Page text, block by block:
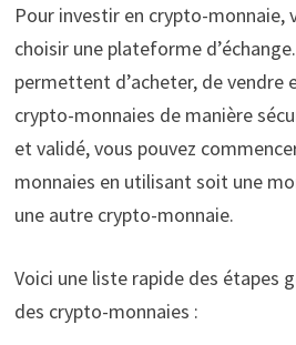
Pour investir en crypto-monnaie,
choisir une plateforme
permettent d’acheter, de vendre
crypto-monnaies de manière
et validé, vous pouvez
monnaies en utilisant soit une
une autre crypto-monnaie.
Voici une liste rapide des étapes
des crypto-monnaies :